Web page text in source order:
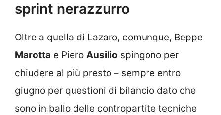
sprint nerazzurro
Oltre a quella di Lazaro, comunque, Beppe
Marotta e Piero Ausilio spingono per
chiudere al più presto – sempre entro
giugno per questioni di bilancio dato che
sono in ballo delle contropartite tecniche